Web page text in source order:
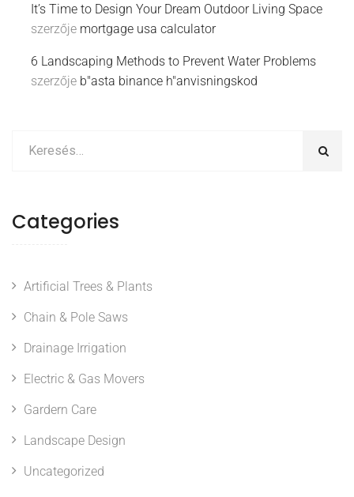
It’s Time to Design Your Dream Outdoor Living Space
szerzője mortgage usa calculator
6 Landscaping Methods to Prevent Water Problems
szerzője b"asta binance h"anvisningskod
Categories
Artificial Trees & Plants
Chain & Pole Saws
Drainage Irrigation
Electric & Gas Movers
Gardern Care
Landscape Design
Uncategorized